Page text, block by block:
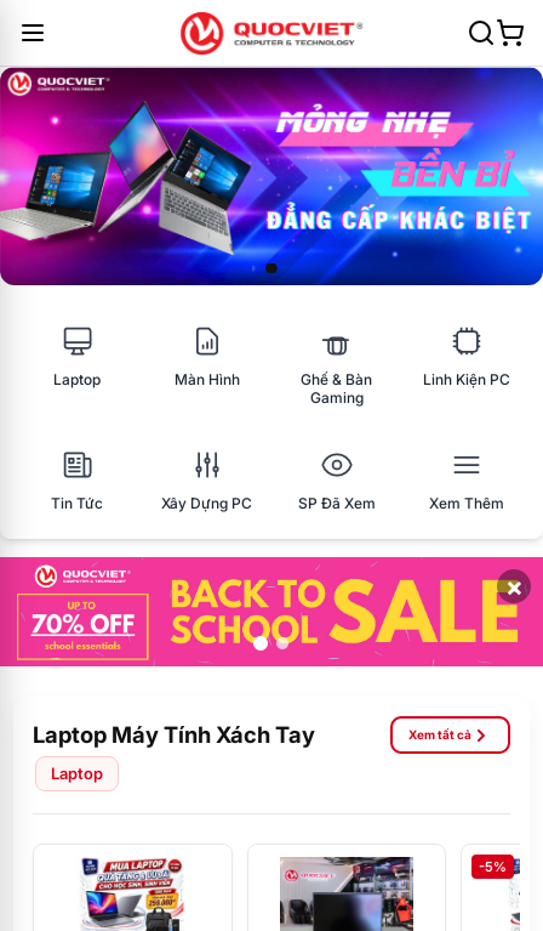
Laptop Màn Hình
Ghế & Bàn
Gaming
Linh Kiện PC
Tin Tức Xây Dựng PC SP Đã Xem Xem Thêm
×
Laptop Máy Tính Xách Tay Xem tất cả
Laptop
-5%